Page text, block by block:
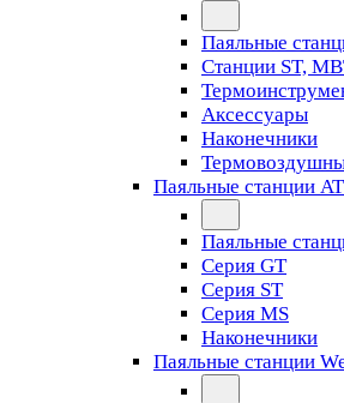
Паяльные
Станции ST,
Аксессуары
Наконечники
Паяльные станции
Паяльные
Серия GT
Серия ST
Серия MS
Наконечники
Паяльные станции